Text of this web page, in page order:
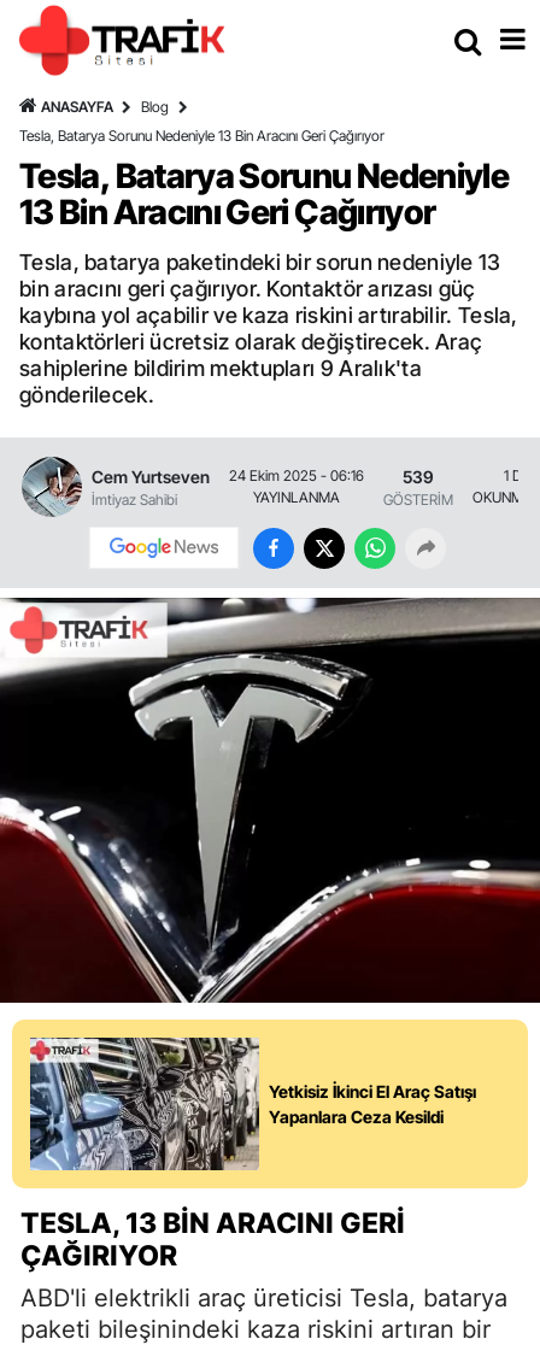
ANASAYFA
Blog
Tesla, Batarya Sorunu Nedeniyle 13 Bin Aracını Geri Çağırıyor
Tesla, Batarya Sorunu Nedeniyle
13 Bin Aracını Geri Çağırıyor
Tesla, batarya paketindeki bir sorun nedeniyle 13
bin aracını geri çağırıyor. Kontaktör arızası güç
kaybına yol açabilir ve kaza riskini artırabilir. Tesla,
kontaktörleri ücretsiz olarak değiştirecek. Araç
sahiplerine bildirim mektupları 9 Aralık'ta
gönderilecek.
Cem Yurtseven
İmtiyaz Sahibi
24 Ekim 2025 - 06:16
YAYINLANMA
539
GÖSTERİM
1
OKUNMA
Yetkisiz İkinci El Araç Satışı
Yapanlara Ceza Kesildi
TESLA, 13 BIN ARACINI GERI
ÇAĞIRIYOR
ABD'li elektrikli araç üreticisi Tesla, batarya
paketi bileşinindeki kaza riskini artıran bir